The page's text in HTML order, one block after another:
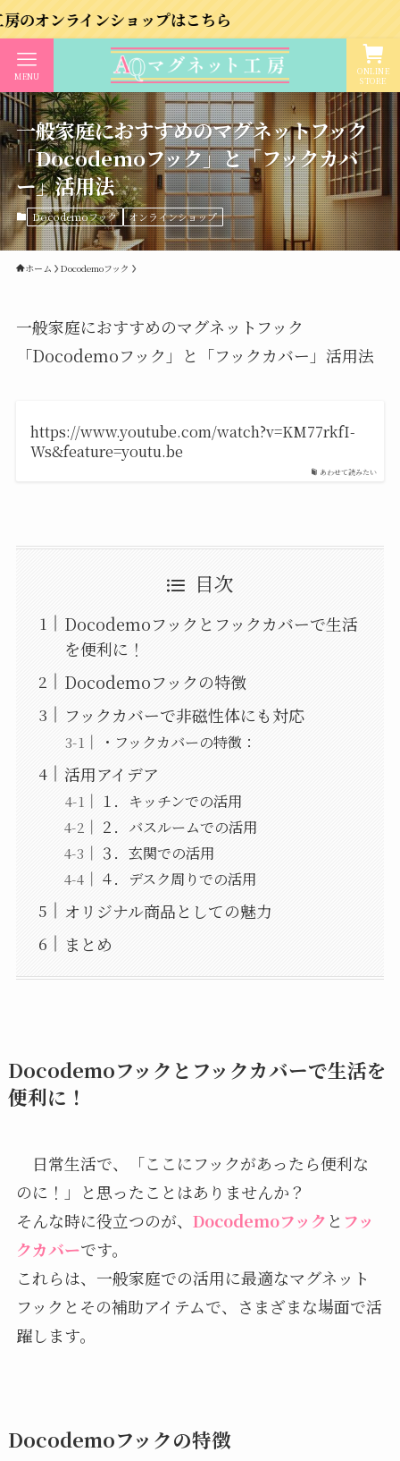
ショップはこちら
ONLINE
STORE
MENU
一般家庭におすすめのマグネットフック
「Docodemoフック」と「フックカバ
ー」活用法
Docodemoフック オンラインショップ
ホーム Docodemoフック
一般家庭におすすめのマグネットフック
「Docodemoフック」と「フックカバー」活用法
あわせて読みたい
https://www.youtube.com/watch?v=KM77rkfI-
Ws&feature=youtu.be
目次
Docodemoフックとフックカバーで生活
を便利に！
Docodemoフックの特徴
フックカバーで非磁性体にも対応
・フックカバーの特徴：
活用アイデア
１．キッチンでの活用
２．バスルームでの活用
３．玄関での活用
４．デスク周りでの活用
オリジナル商品としての魅力
まとめ
Docodemoフックとフックカバーで生活を
便利に！
日常生活で、「ここにフックがあったら便利な
のに！」と思ったことはありませんか？
そんな時に役立つのが、 Docodemoフック と フッ
クカバーです。
これらは、一般家庭での活用に最適なマグネット
フックとその補助アイテムで、さまざまな場面で活
躍します。
Docodemoフックの特徴